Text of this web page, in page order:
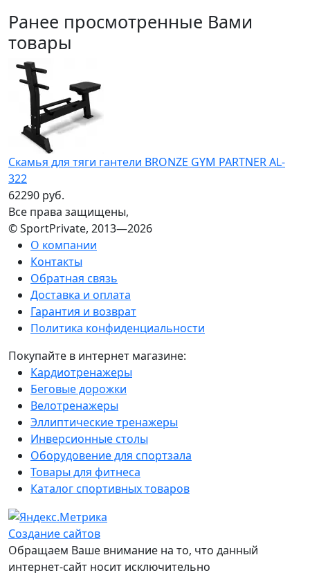
Ранее просмотренные Вами
товары
Скамья для тяги гантели BRONZE GYM PARTNER AL-
322
62290 руб.
Все права защищены,
© SportPrivate, 2013—2026
О компании
Контакты
Обратная связь
Доставка и оплата
Гарантия и возврат
Политика конфиденциальности
Покупайте в интернет магазине:
Кардиотренажеры
Беговые дорожки
Велотренажеры
Эллиптические тренажеры
Инверсионные столы
Оборудовение для спортзала
Товары для фитнеса
Каталог спортивных товаров
Создание сайтов
Обращаем Ваше внимание на то, что данный
интернет-сайт носит исключительно